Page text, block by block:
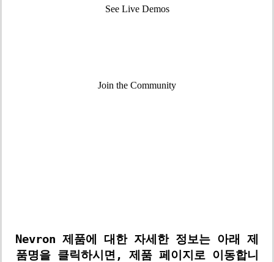
See Live Demos
Join the Community
Nevron 제품에 대한 자세한 정보는 아래 제
품명을 클릭하시면, 제품 페이지로 이동합니